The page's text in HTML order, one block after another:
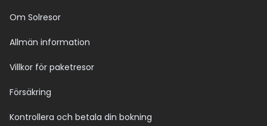
Om Solresor
Allmän information
Villkor för paketresor
Försäkring
Kontrollera och betala din bokning